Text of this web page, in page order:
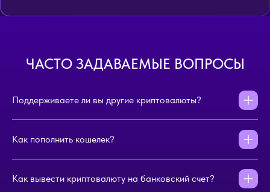
ЧАСТО ЗАДАВАЕМЫЕ ВОПРОСЫ
Поддерживаете ли вы другие криптовалюты?
Как пополнить кошелек?
Как вывести криптовалюту на банковский счет?